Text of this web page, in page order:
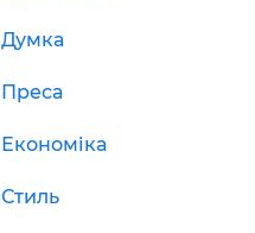
Думка
Преса
Економіка
Стиль